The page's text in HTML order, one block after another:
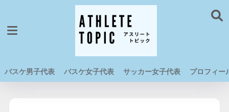
バスケ男子代表 バスケ女子代表 サッカー女子代表 プロフィー